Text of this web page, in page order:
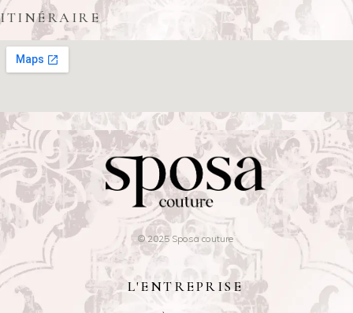
ITINÉRAIRE
© 2025 Sposa couture
L'ENTREPRISE